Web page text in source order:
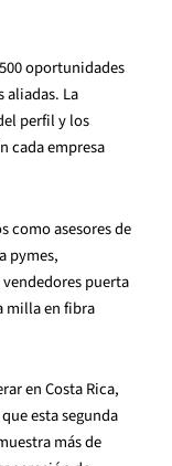
oportunidades
aliadas. La
perfil y los
cada empresa
como asesores de
pymes,
puerta
milla en fibra
en Costa Rica,
esta segunda
más de